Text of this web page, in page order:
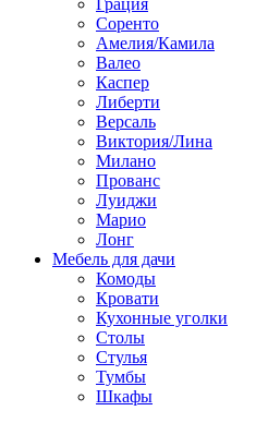
Грация
Соренто
Амелия/Камила
Валео
Каспер
Либерти
Версаль
Виктория/Лина
Милано
Прованс
Луиджи
Марио
Лонг
Мебель для дачи
Комоды
Кровати
Кухонные уголки
Столы
Стулья
Тумбы
Шкафы